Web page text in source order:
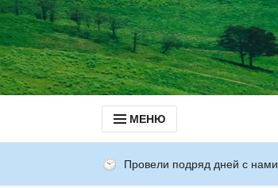
МЕНЮ
Провели подряд дней с нами